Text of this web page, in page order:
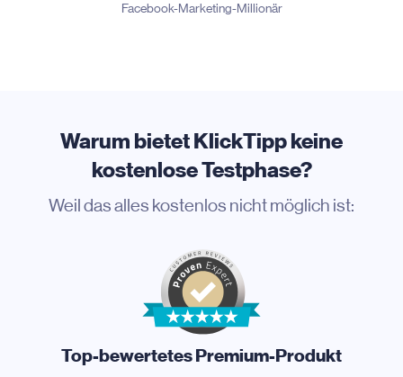
Facebook-Marketing-Millionär
Warum bietet KlickTipp keine
kostenlose Testphase?
Weil das alles kostenlos nicht möglich ist:
Top-bewertetes Premium-Produkt